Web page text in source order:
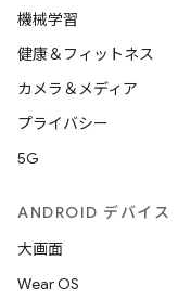
機械学習
健康＆フィットネス
カメラ＆メディア
プライバシー
5G
ANDROID デバイス
大画面
Wear OS